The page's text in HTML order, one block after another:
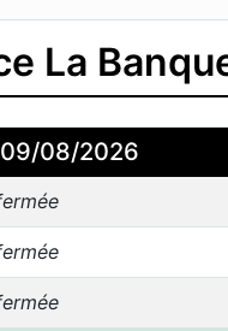
La
08/2026